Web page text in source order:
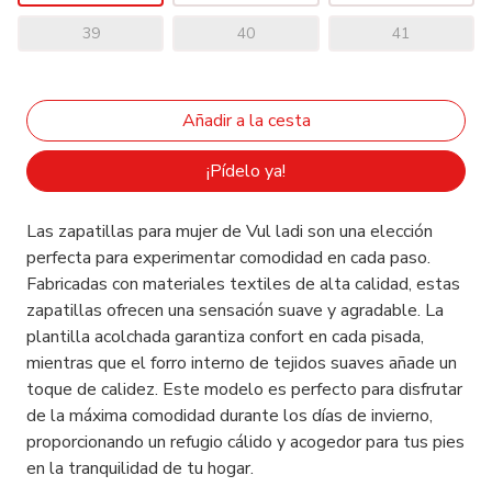
39 40 41
¡Pídelo ya!
Las zapatillas para mujer de Vul ladi son una elección
perfecta para experimentar comodidad en cada paso.
Fabricadas con materiales textiles de alta calidad, estas
zapatillas ofrecen una sensación suave y agradable. La
plantilla acolchada garantiza confort en cada pisada,
mientras que el forro interno de tejidos suaves añade un
toque de calidez. Este modelo es perfecto para disfrutar
de la máxima comodidad durante los días de invierno,
proporcionando un refugio cálido y acogedor para tus pies
en la tranquilidad de tu hogar.